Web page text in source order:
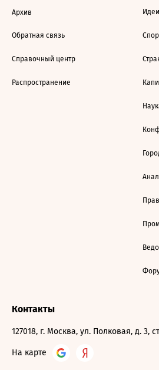
Архив
Обратная связь
Справочный центр
Распространение
Контакты
127018, г. Москва, ул. Полковая, д. 3,
На карте